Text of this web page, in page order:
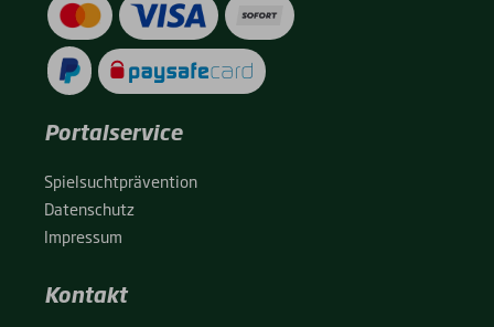
Portalservice
Spiel­sucht­prä­ven­ti­on
Daten­schutz
Impres­sum
Kontakt